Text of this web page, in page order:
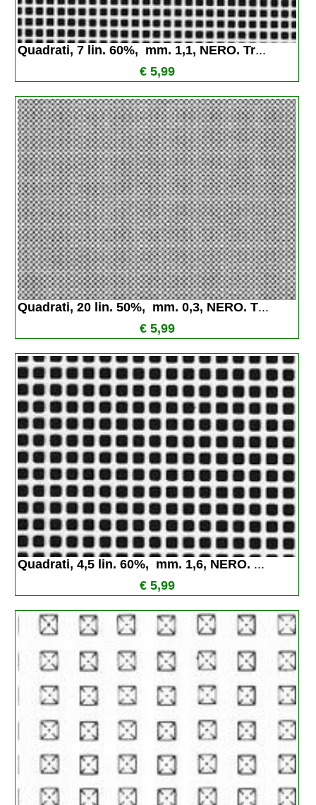
Quadrati, 7 lin. 60%,  mm. 1,1, NERO. Tr...
€ 5,99
Quadrati, 20 lin. 50%,  mm. 0,3, NERO. T...
€ 5,99
Quadrati, 4,5 lin. 60%,  mm. 1,6, NERO. ...
€ 5,99